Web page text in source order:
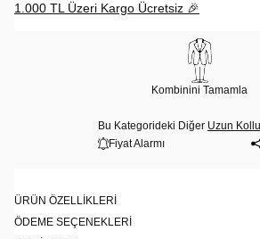
1.000 TL Üzeri Kargo Ücretsiz 🎉
Kombinini Tamamla
Bu Kategorideki Diğer Uzun
Fiyat Alarmı
ÜRÜN ÖZELLIKLERI
ÖDEME SEÇENEKLERI